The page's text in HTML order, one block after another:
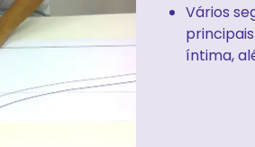
Vários
íntima,